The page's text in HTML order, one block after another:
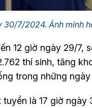
7/2024. Ảnh minh
12 giờ ngày 29/7,
thí sinh, tăng
trong những
là 17 giờ ngày